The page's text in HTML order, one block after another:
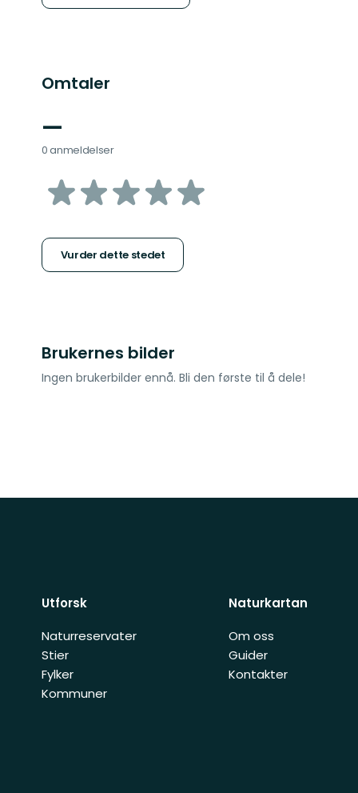
Omtaler
—
0 anmeldelser
av
stjerner
Vurder dette stedet
Brukernes bilder
Ingen brukerbilder ennå. Bli den første til å dele!
Utforsk
Naturreservater
Stier
Fylker
Kommuner
Naturkartan
Om oss
Guider
Kontakter